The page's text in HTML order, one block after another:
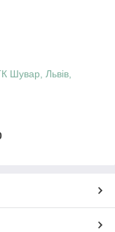
Шувар, Львів,